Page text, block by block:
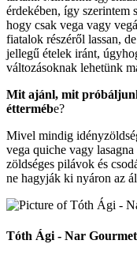
érdekében, így szerintem
hogy csak vega vagy
fiatalok részéről lassan,
jellegű ételek iránt,
változásoknak lehetünk
Mit ajánl, mit
éttermébe?
Mivel mindig
vega quiche vagy
zöldséges pilávok és
ne hagyják ki nyáron az
Tóth Ági - Nar Gourmet